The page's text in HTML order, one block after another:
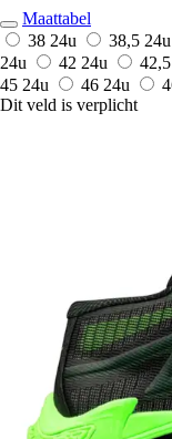
Maattabel
38 24u 38,5 24u
24u
42 24u 42,5
45 24u 46 24u
Dit veld is verplicht